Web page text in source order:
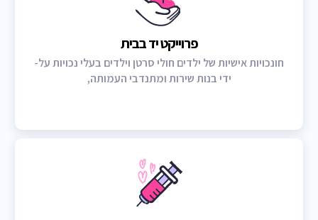
פרוייקט יד בבית
חונכויות אישיות של ילדים חולי סרטן וילדים בעלי נכויות על-
ידי בנות שירות ומתנדבי העמותה,